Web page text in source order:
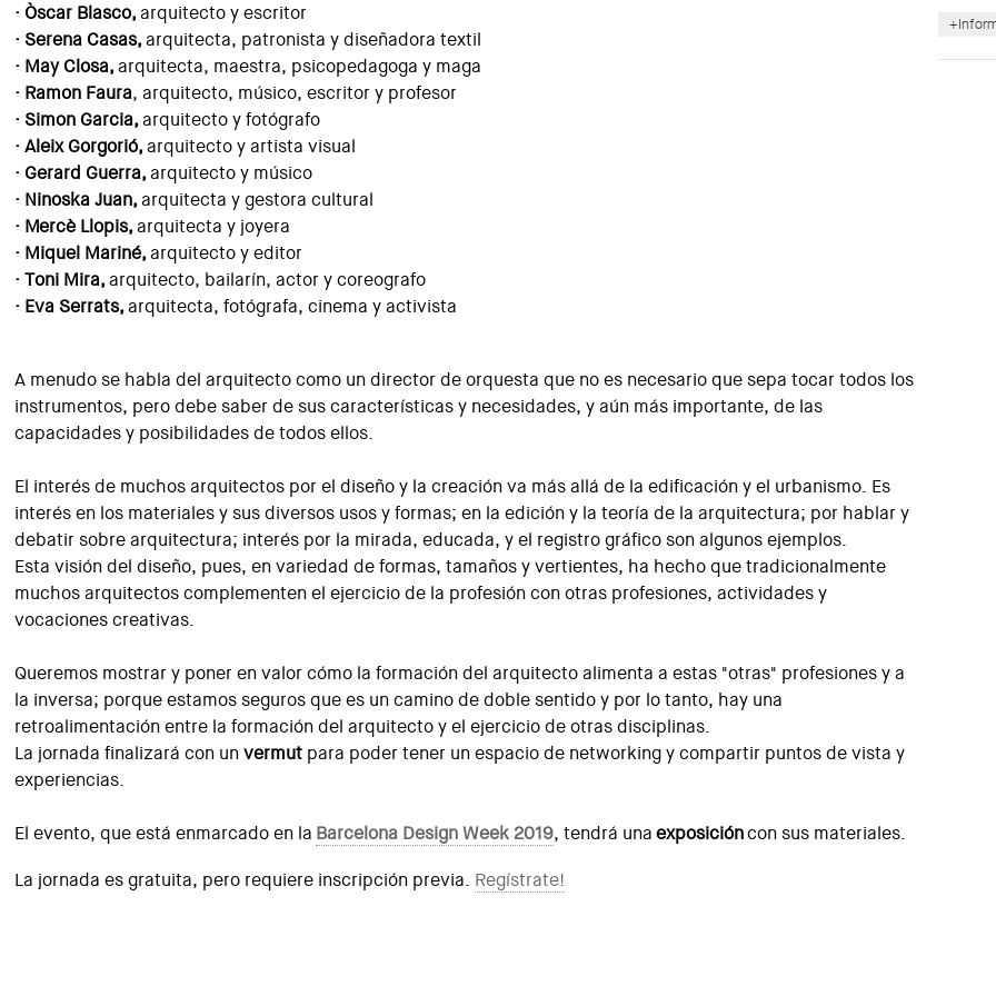
· Òscar Blasco,arquitecto y escritor
· Serena Casas,arquitecta, patronista y diseñadora textil
· May Closa,arquitecta, maestra, psicopedagoga y maga
· Ramon Faura, arquitecto, músico, escritor y profesor
· Simon Garcia,arquitecto y fotógrafo
· Aleix Gorgorió,arquitecto y artista visual
· Gerard Guerra,arquitecto y músico
· Ninoska Juan,arquitecta y gestora cultural
· Mercè Llopis,arquitecta y joyera
· Miquel Mariné,arquitecto y editor
· Toni Mira,arquitecto, bailarín, actor y coreografo
· Eva Serrats,arquitecta, fotógrafa, cinema y activista
A menudo se habla del arquitecto como un director de orquesta que no es necesario que sepa tocar todos los
instrumentos, pero debe saber de sus características y necesidades, y aún más importante, de las
capacidades y posibilidades de todos ellos.
El interés de muchos arquitectos por el diseño y la creación va más allá de la edificación y el urbanismo. Es
interés en los materiales y sus diversos usos y formas; en la edición y la teoría de la arquitectura; por hablar y
debatir sobre arquitectura; interés por la mirada, educada, y el registro gráfico son algunos ejemplos.
Esta visión del diseño, pues, en variedad de formas, tamaños y vertientes, ha hecho que tradicionalmente
muchos arquitectos complementen el ejercicio de la profesión con otras profesiones, actividades y
vocaciones creativas.
Queremos mostrar y poner en valor cómo la formación del arquitecto alimenta a estas "otras" profesiones y a
la inversa; porque estamos seguros que es un camino de doble sentido y por lo tanto, hay una
retroalimentación entre la formación del arquitecto y el ejercicio de otras disciplinas.
La jornada finalizará con unvermut para poder tener un espacio de networking y compartir puntos de vista y
experiencias.
El evento, que está enmarcado en la Barcelona Design Week 2019, tendrá unaexposicióncon sus materiales.
La jornada es gratuita, pero requiere inscripción previa. Regístrate!